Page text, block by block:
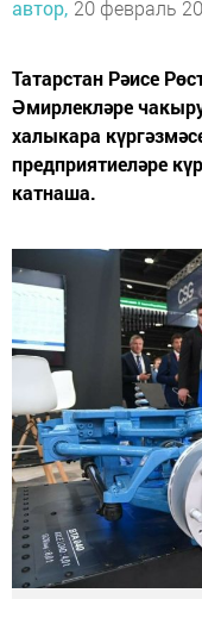
автор, 20 февраль
Татарстан Рәисе
Әмирлекләре
халыкара
предприятиеләре
катнаша.